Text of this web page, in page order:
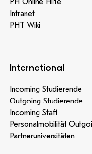
PH Online Hilfe
Intranet
PHT Wiki
International
Incoming Studierende
Outgoing Studierende
Incoming Staff
Personalmobilität
Partneruniversitäten